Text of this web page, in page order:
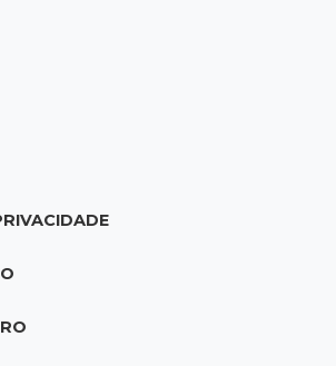
no Amazonas
ficam no 0 a 0 pela 22ª